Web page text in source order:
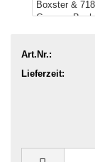
Art.Nr.:
Lieferzeit: